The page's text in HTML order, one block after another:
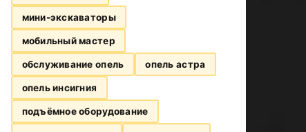
мини-экскаваторы
мобильный мастер
обслуживание опель опель астра
опель инсигния
подъёмное оборудование